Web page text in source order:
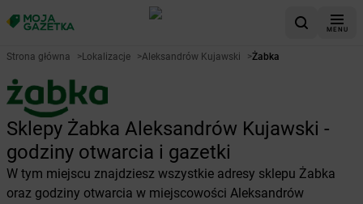
MENU
Strona główna >Lokalizacje >Aleksandrów Kujawski >Żabka
Sklepy Żabka Aleksandrów Kujawski -
godziny otwarcia i gazetki
W tym miejscu znajdziesz wszystkie adresy sklepu Żabka
oraz godziny otwarcia w miejscowości Aleksandrów